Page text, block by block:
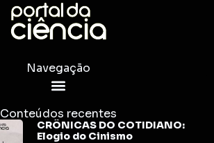
Navegação
Conteúdos recentes
CRÔNICAS DO COTIDIANO:
Elogio do Cinismo